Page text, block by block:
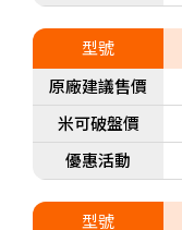
型號
原廠建議售價
米可破盤價
優惠活動
型號